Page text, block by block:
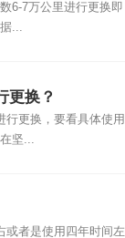
6-7万公里进行更换即
...
更换？
行更换，要看具体使用
坚...
或者是使用四年时间左